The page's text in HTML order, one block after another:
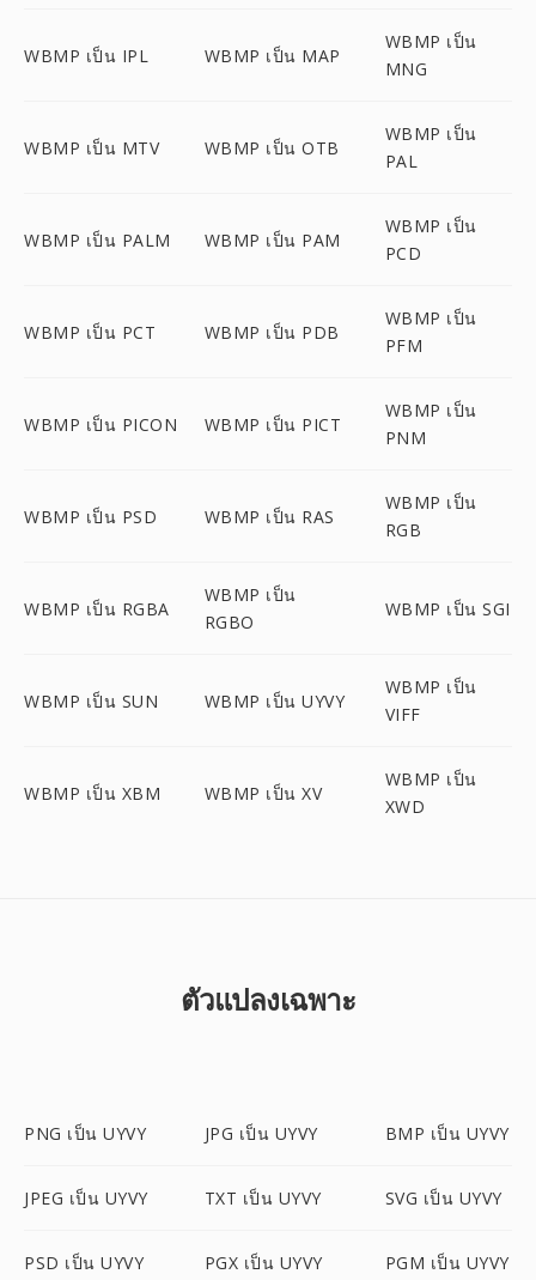
WBMP เป็น IPL WBMP เป็น MAP
WBMP เป็น
MNG
WBMP เป็น MTV WBMP เป็น OTB
WBMP เป็น
PAL
WBMP เป็น PALM WBMP เป็น PAM
WBMP เป็น
PCD
WBMP เป็น PCT WBMP เป็น PDB
WBMP เป็น
PFM
WBMP เป็น PICON WBMP เป็น PICT
WBMP เป็น
PNM
WBMP เป็น PSD WBMP เป็น RAS
WBMP เป็น
RGB
WBMP เป็น RGBA
WBMP เป็น
RGBO
WBMP เป็น SGI
WBMP เป็น SUN WBMP เป็น UYVY
WBMP เป็น
VIFF
WBMP เป็น XBM WBMP เป็น XV
WBMP เป็น
XWD
ตัวแปลงเฉพาะ
PNG เป็น UYVY JPG เป็น UYVY BMP เป็น UYVY
JPEG เป็น UYVY TXT เป็น UYVY SVG เป็น UYVY
PSD เป็น UYVY PGX เป็น UYVY PGM เป็น UYVY